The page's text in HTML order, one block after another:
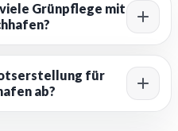
Grünpflege mit
für
ab?